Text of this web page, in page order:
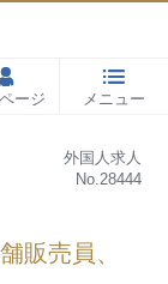
ージ メニュー
外国人求人
No.28444
販売員、